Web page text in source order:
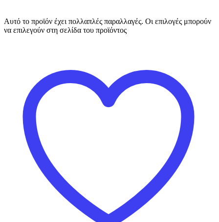
Αυτό το προϊόν έχει πολλαπλές παραλλαγές. Οι επιλογές μπορούν
να επιλεγούν στη σελίδα του προϊόντος